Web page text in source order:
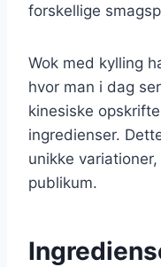
forskellige
Wok med kylling
hvor man i dag
kinesiske
ingredienser.
unikke
publikum.